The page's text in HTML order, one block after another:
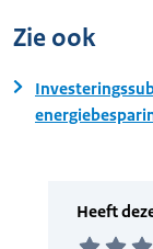
Zie ook